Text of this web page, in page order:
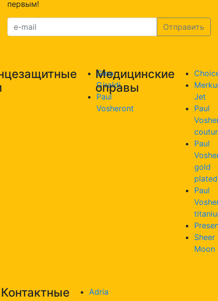
первым!
Gino
Giraldi
Paul
Vosheront
Медицинские
оправы
Jet
Paul
Paul
gold
plated
Paul
Sheer
Moon
Контактные
Adria